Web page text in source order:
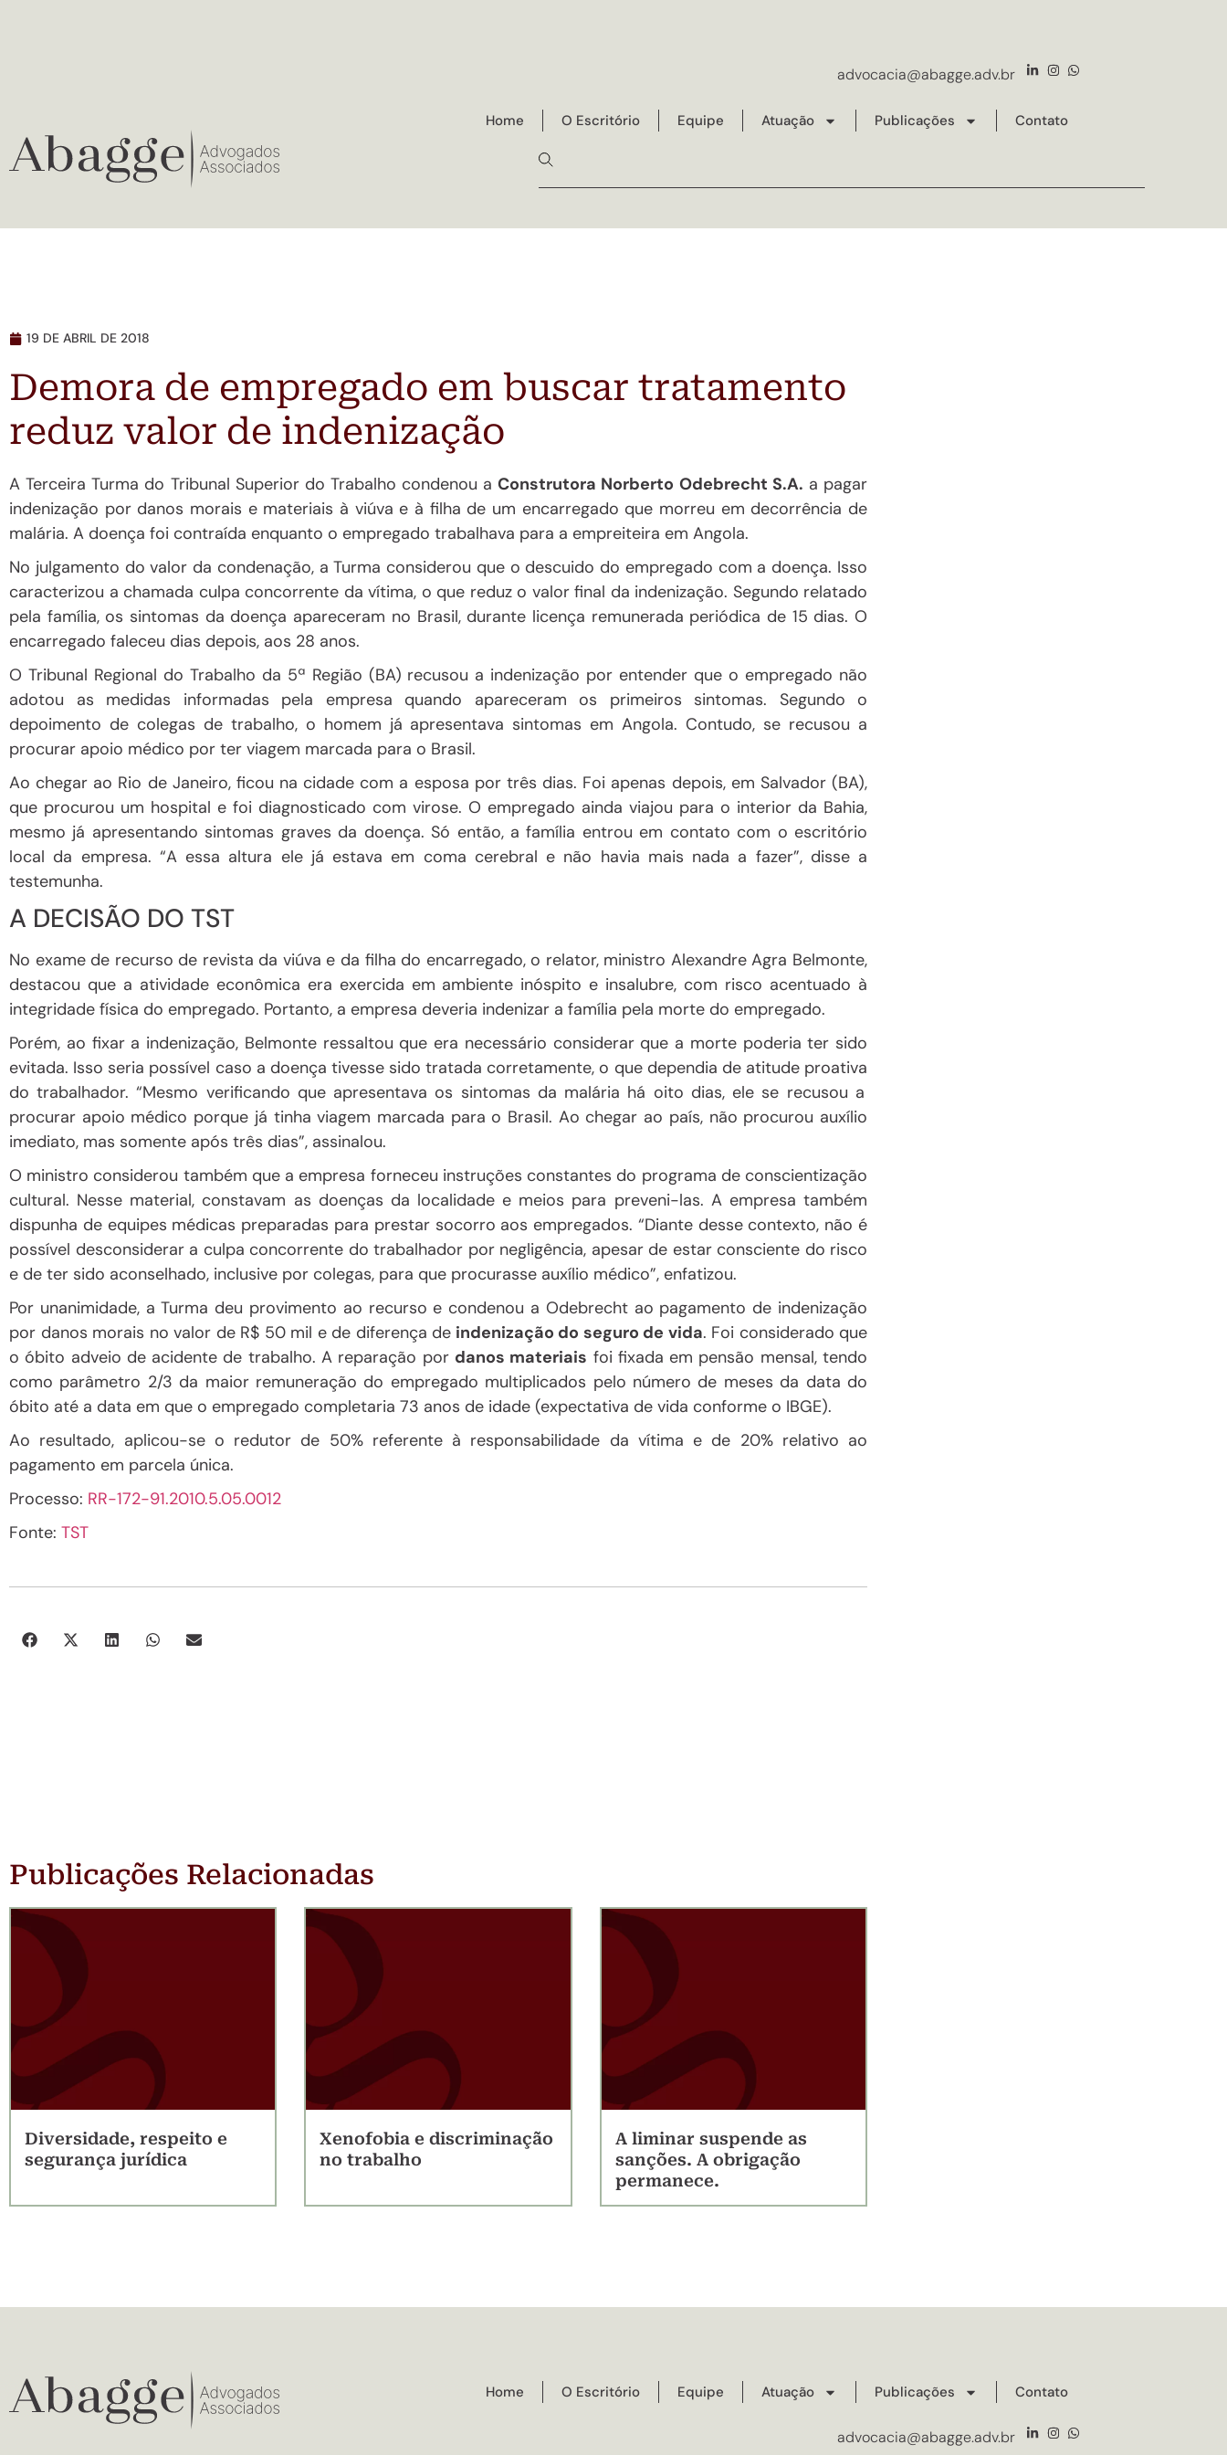
advocacia@abagge.adv.br
Home O Escritório Equipe Atuação Publicações Contato
19 DE ABRIL DE 2018
Demora de empregado em buscar tratamento
reduz valor de indenização
A Terceira Turma do Tribunal Superior do Trabalho condenou aConstrutora Norberto Odebrecht S.A. a pagar
indenização por danos morais e materiais à viúva e à filha de um encarregado que morreu em decorrência de
malária. A doença foi contraída enquanto o empregado trabalhava para a empreiteira em Angola.
No julgamento do valor da condenação, a Turma considerou que o descuido do empregado com a doença. Isso
caracterizou a chamada culpa concorrente da vítima, o que reduz o valor final da indenização. Segundo relatado
pela família, os sintomas da doença apareceram no Brasil, durante licença remunerada periódica de 15 dias. O
encarregado faleceu dias depois, aos 28 anos.
O Tribunal Regional do Trabalho da 5ª Região (BA) recusou a indenização por entender que o empregado não
adotou as medidas informadas pela empresa quando apareceram os primeiros sintomas. Segundo o
depoimento de colegas de trabalho, o homem já apresentava sintomas em Angola. Contudo, se recusou a
procurar apoio médico por ter viagem marcada para o Brasil.
Ao chegar ao Rio de Janeiro, ficou na cidade com a esposa por três dias. Foi apenas depois, em Salvador (BA),
que procurou um hospital e foi diagnosticado com virose. O empregado ainda viajou para o interior da Bahia,
mesmo já apresentando sintomas graves da doença. Só então, a família entrou em contato com o escritório
local da empresa. “A essa altura ele já estava em coma cerebral e não havia mais nada a fazer”, disse a
testemunha.
A DECISÃO DO TST
No exame de recurso de revista da viúva e da filha do encarregado, o relator, ministro Alexandre Agra Belmonte,
destacou que a atividade econômica era exercida em ambiente inóspito e insalubre, com risco acentuado à
integridade física do empregado. Portanto, a empresa deveria indenizar a família pela morte do empregado.
Porém, ao fixar a indenização, Belmonte ressaltou que era necessário considerar que a morte poderia ter sido
evitada. Isso seria possível caso a doença tivesse sido tratada corretamente, o que dependia de atitude proativa
do trabalhador. “Mesmo verificando que apresentava os sintomas da malária há oito dias, ele se recusou a
procurar apoio médico porque já tinha viagem marcada para o Brasil. Ao chegar ao país, não procurou auxílio
imediato, mas somente após três dias”, assinalou.
O ministro considerou também que a empresa forneceu instruções constantes do programa de conscientização
cultural. Nesse material, constavam as doenças da localidade e meios para preveni-las. A empresa também
dispunha de equipes médicas preparadas para prestar socorro aos empregados. “Diante desse contexto, não é
possível desconsiderar a culpa concorrente do trabalhador por negligência, apesar de estar consciente do risco
e de ter sido aconselhado, inclusive por colegas, para que procurasse auxílio médico”, enfatizou.
Por unanimidade, a Turma deu provimento ao recurso e condenou a Odebrecht ao pagamento de indenização
por danos morais no valor de R$ 50 mil e de diferença de indenização do seguro de vida. Foi considerado que
o óbito adveio de acidente de trabalho. A reparação por danos materiais foi fixada em pensão mensal, tendo
como parâmetro 2/3 da maior remuneração do empregado multiplicados pelo número de meses da data do
óbito até a data em que o empregado completaria 73 anos de idade (expectativa de vida conforme o IBGE).
Ao resultado, aplicou-se o redutor de 50%referente à responsabilidade da vítima e de 20% relativo ao
pagamento em parcela única.
Processo: RR-172-91.2010.5.05.0012
Fonte: TST
Publicações Relacionadas
Diversidade, respeito e
segurança jurídica
Xenofobia e discriminação
no trabalho
A liminar suspende as
sanções. A obrigação
permanece.
Home O Escritório Equipe Atuação Publicações Contato
advocacia@abagge.adv.br